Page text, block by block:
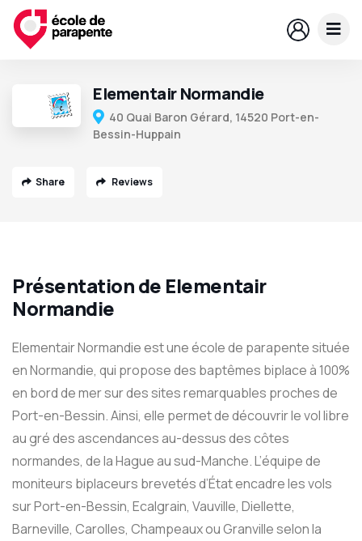
Elementair Normandie
40 Quai Baron Gérard, 14520 Port-en-
Bessin-Huppain
Share Reviews
Présentation de Elementair
Normandie
Elementair Normandie est une école de parapente située
en Normandie, qui propose des baptêmes biplace à 100%
en bord de mer sur des sites remarquables proches de
Port-en-Bessin. Ainsi, elle permet de découvrir le vol libre
au gré des ascendances au-dessus des côtes
normandes, de la Hague au sud-Manche. L’équipe de
moniteurs biplaceurs brevetés d’État encadre les vols
sur Port-en-Bessin, Ecalgrain, Vauville, Diellette,
Barneville, Carolles, Champeaux ou Granville selon la